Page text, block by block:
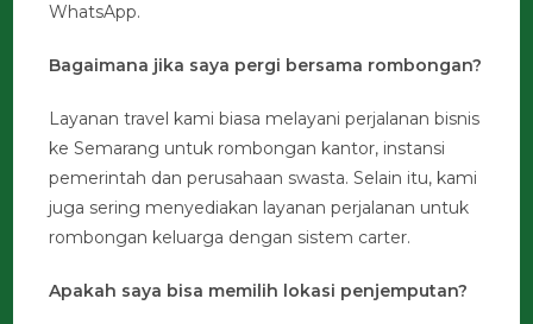
WhatsApp.
Bagaimana jika saya pergi bersama rombongan?
Layanan travel kami biasa melayani perjalanan bisnis
ke Semarang untuk rombongan kantor, instansi
pemerintah dan perusahaan swasta. Selain itu, kami
juga sering menyediakan layanan perjalanan untuk
rombongan keluarga dengan sistem carter.
Apakah saya bisa memilih lokasi penjemputan?